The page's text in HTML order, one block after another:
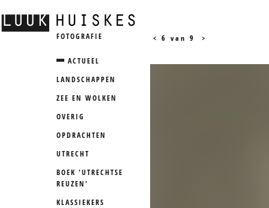
FOTOGRAFIE
ACTUEEL
LANDSCHAPPEN
ZEE EN WOLKEN
OVERIG
OPDRACHTEN
UTRECHT
BOEK 'UTRECHTSE
REUZEN'
KLASSIEKERS
< 6 van 9 >